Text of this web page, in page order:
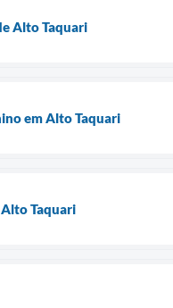
Alto Taquari
em Alto Taquari
Taquari